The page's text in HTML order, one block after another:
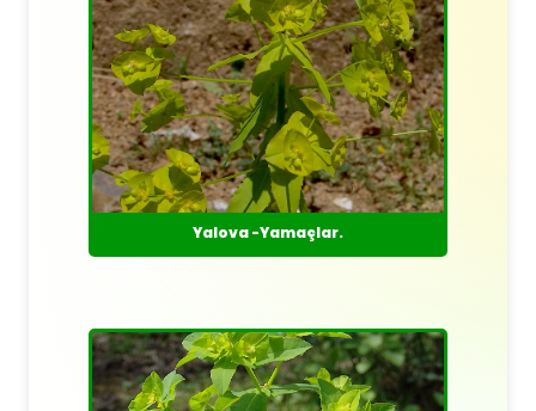
Yalova -Yamaçlar.